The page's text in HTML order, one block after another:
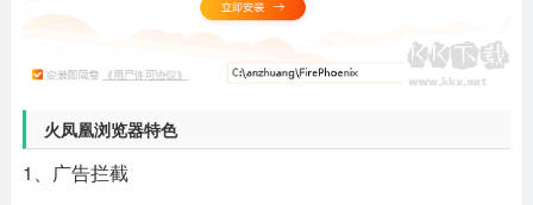
火凤凰浏览器特色
1、广告拦截